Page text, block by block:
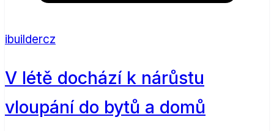
ibuildercz
V létě dochází k nárůstu
vloupání do bytů a domů